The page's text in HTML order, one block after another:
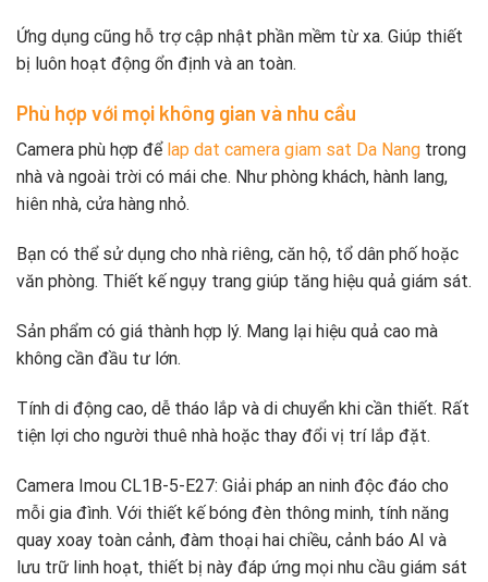
Ứng dụng cũng hỗ trợ cập nhật phần mềm từ xa. Giúp thiết
bị luôn hoạt động ổn định và an toàn.
Phù hợp với mọi không gian và nhu cầu
Camera phù hợp để lap dat camera giam sat Da Nang trong
nhà và ngoài trời có mái che. Như phòng khách, hành lang,
hiên nhà, cửa hàng nhỏ.
Bạn có thể sử dụng cho nhà riêng, căn hộ, tổ dân phố hoặc
văn phòng. Thiết kế ngụy trang giúp tăng hiệu quả giám sát.
Sản phẩm có giá thành hợp lý. Mang lại hiệu quả cao mà
không cần đầu tư lớn.
Tính di động cao, dễ tháo lắp và di chuyển khi cần thiết. Rất
tiện lợi cho người thuê nhà hoặc thay đổi vị trí lắp đặt.
Camera Imou CL1B-5-E27: Giải pháp an ninh độc đáo cho
mỗi gia đình. Với thiết kế bóng đèn thông minh, tính năng
quay xoay toàn cảnh, đàm thoại hai chiều, cảnh báo AI và
lưu trữ linh hoạt, thiết bị này đáp ứng mọi nhu cầu giám sát